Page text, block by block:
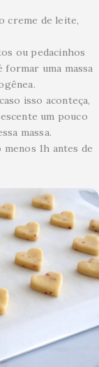
creme de leite,
ou pedacinhos
uma massa
isso aconteça,
um pouco
massa.
1h antes de